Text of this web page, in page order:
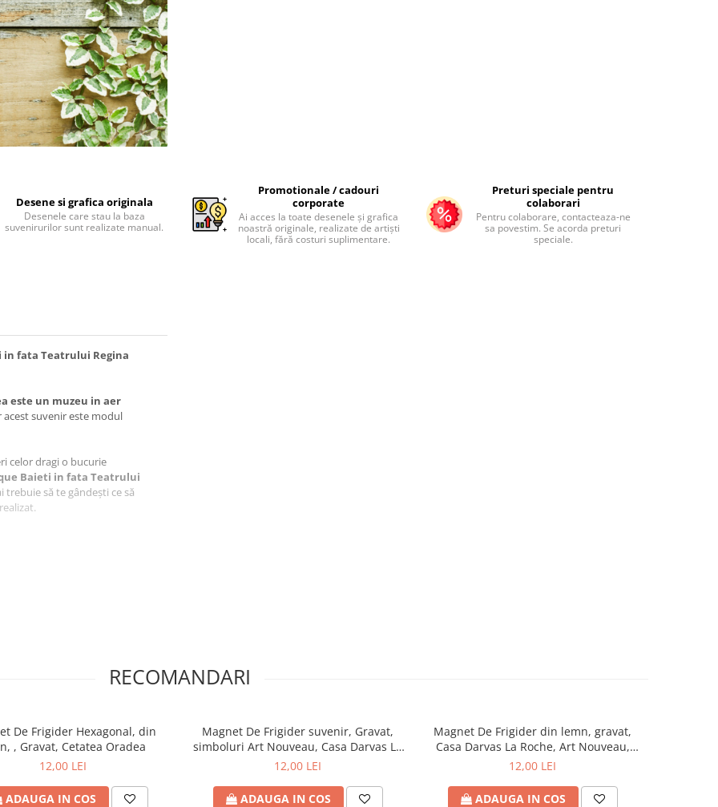
Desene si grafica originala
Desenele care stau la baza
suvenirurilor sunt realizate manual.
Promotionale / cadouri
corporate
Ai acces la toate desenele și grafica
noastră originale, realizate de artiști
locali, fără costuri suplimentare.
Preturi speciale pentru
colaborari
Pentru colaborare, contacteaza-ne
sa povestim. Se acorda preturi
speciale.
in fata Teatrului Regina
este un muzeu in aer
acest suvenir este modul
celor dragi o bucurie
Baieti in fata Teatrului
trebuie să te gândești ce să
un hotel, o pensiune sau un
Baieti in fata Teatrului
a fotografiilor vechi cu
si personajele vremii de
RECOMANDARI
De Frigider Hexagonal, din
lemn, , Gravat, Cetatea Oradea
12,00 LEI
ADAUGA IN COS
Magnet De Frigider suvenir, Gravat,
simboluri Art Nouveau, Casa Darvas La
Roche Oradea
12,00 LEI
ADAUGA IN COS
Magnet De Frigider din lemn, gravat,
Casa Darvas La Roche, Art Nouveau,
Oradea
12,00 LEI
ADAUGA IN COS